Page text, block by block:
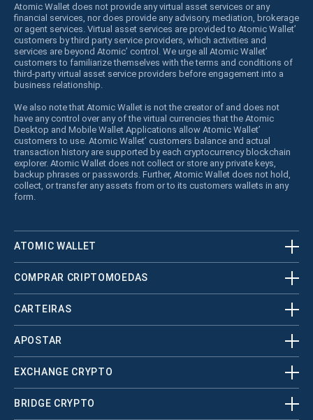
Atomic Wallet does not provide any virtual asset services or any
financial services, nor does provide any advisory, mediation, brokerage
or agent services. Virtual asset services are provided to Atomic Wallet’
customers by third party service providers, which activities and
services are beyond Atomic’ control. We urge all Atomic Wallet’
customers to familiarize themselves with the terms and conditions of
third-party virtual asset service providers before engagement into a
business relationship.
We also note that Atomic Wallet is not the creator of and does not
have any control over any of the virtual currencies that the Atomic
Desktop and Mobile Wallet Applications allow Atomic Wallet’
customers to use. Atomic Wallet’ customers balance and actual
transaction history are supported by each cryptocurrency blockchain
explorer. Atomic Wallet does not collect or store any private keys,
backup phrases or passwords. Further, Atomic Wallet does not hold,
collect, or transfer any assets from or to its customers wallets in any
form.
ATOMIC WALLET
COMPRAR CRIPTOMOEDAS
CARTEIRAS
APOSTAR
EXCHANGE CRYPTO
BRIDGE CRYPTO